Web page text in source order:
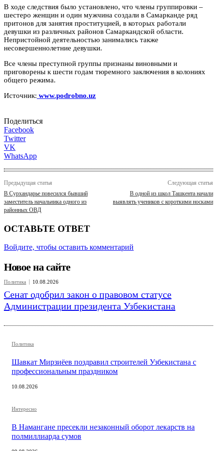
В ходе следствия было установлено, что члены группировки –
шестеро женщин и один мужчина создали в Самарканде ряд
притонов для занятия проституцией, в которых работали
девушки из различных районов Самаркандской области.
Непристойной деятельностью занимались также
несовершеннолетние девушки.
Все члены преступной группы признаны виновными и
приговорены к шести годам тюремного заключения в колониях
общего режима.
Источник: www.podrobno.uz
Поделиться
Facebook
Twitter
VK
WhatsApp
Предыдущая статья
В Сурхандарье повесился бывший
заместитель начальника одного из
районных ОВД
Следующая статья
В одной из школ Ташкента начали
выявлять учеников с короткими носками
ОСТАВЬТЕ ОТВЕТ
Войдите, чтобы оставить комментарий
Новое на сайте
Политика 10.08.2026
Сенат одобрил закон о правовом статусе
Администрации президента Узбекистана
Политика
Шавкат Мирзиёев поздравил строителей Узбекистана с
профессиональным праздником
10.08.2026
Интересно
В Намангане пресекли незаконный оборот лекарств на
полмиллиарда сумов